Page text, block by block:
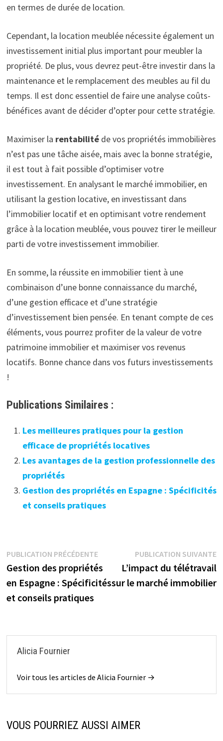
en termes de durée de location.
Cependant, la location meublée nécessite également un
investissement initial plus important pour meubler la
propriété. De plus, vous devrez peut-être investir dans la
maintenance et le remplacement des meubles au fil du
temps. Il est donc essentiel de faire une analyse coûts-
bénéfices avant de décider d’opter pour cette stratégie.
Maximiser la rentabilitéde vos propriétés immobilières
n’est pas une tâche aisée, mais avec la bonne stratégie,
il est tout à fait possible d’optimiser votre
investissement. En analysant le marché immobilier, en
utilisant la gestion locative, en investissant dans
l’immobilier locatif et en optimisant votre rendement
grâce à la location meublée, vous pouvez tirer le meilleur
parti de votre investissement immobilier.
En somme, la réussite en immobilier tient à une
combinaison d’une bonne connaissance du marché,
d’une gestion efficace et d’une stratégie
d’investissement bien pensée. En tenant compte de ces
éléments, vous pourrez profiter de la valeur de votre
patrimoine immobilier et maximiser vos revenus
locatifs. Bonne chance dans vos futurs investissements
!
Publications Similaires :
Les meilleures pratiques pour la gestion
efficace de propriétés locatives
Les avantages de la gestion professionnelle des
propriétés
Gestion des propriétés en Espagne : Spécificités
et conseils pratiques
Navigation
de
l’article
PUBLICATION PRÉCÉDENTEPublication
précédente :
Gestion des propriétés
en Espagne : Spécificités
et conseils pratiques
PUBLICATION SUIVANTE
L’impact du télétravail
sur le marché immobilier
Alicia Fournier
Voir tous les articles de Alicia Fournier →
VOUS POURRIEZ AUSSI AIMER